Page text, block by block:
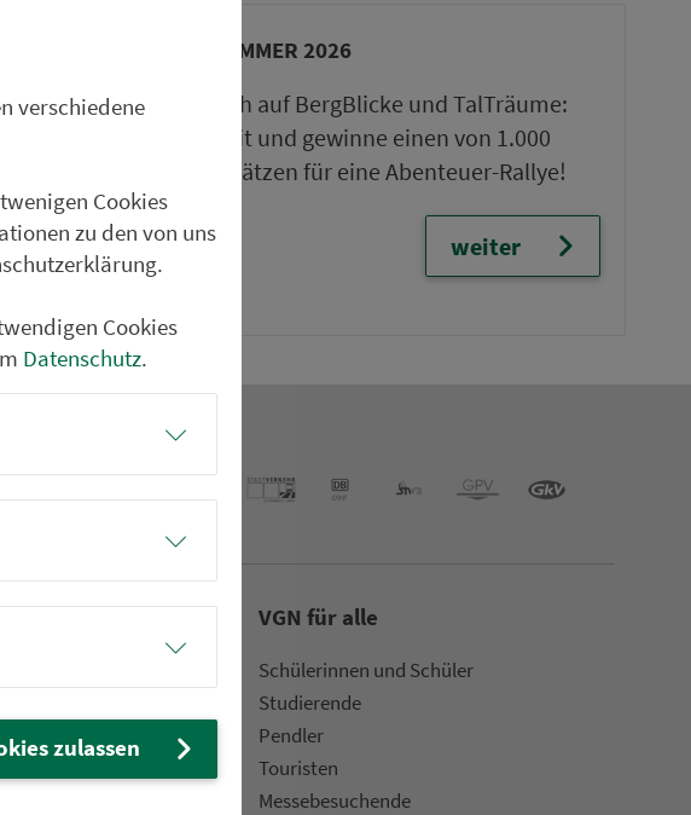
VGN-SOMMER 2026
Freu dich auf BergBlicke und TalTräume:
Mach mit und gewinne einen von 1.000
Team-Plätzen für eine Abenteuer-Rallye!
weiter
VGN für alle
Schülerinnen und Schüler
Stu­die­rende
Pendler
Touristen
Mes­se­be­suchende
verschiedene
Cookies
zu den von uns
Cookies
Datenschutz.
zulassen